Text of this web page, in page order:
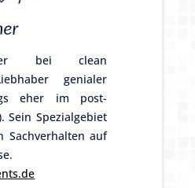
bei clean
genialer
eher im post-
Sein Spezialgebiet
Sachverhalten auf